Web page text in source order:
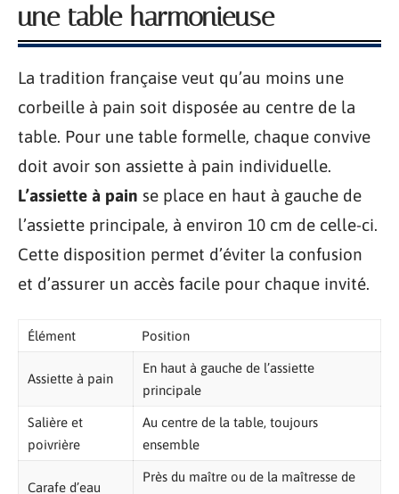
une table harmonieuse
La tradition française veut qu’au moins une
corbeille à pain soit disposée au centre de la
table. Pour une table formelle, chaque convive
doit avoir son assiette à pain individuelle.
L’assiette à pain se place en haut à gauche de
l’assiette principale, à environ 10 cm de celle-ci.
Cette disposition permet d’éviter la confusion
et d’assurer un accès facile pour chaque invité.
Élément Position
Assiette à pain
En haut à gauche de l’assiette
principale
Salière et
poivrière
Au centre de la table, toujours
ensemble
Carafe d’eau
Près du maître ou de la maîtresse de